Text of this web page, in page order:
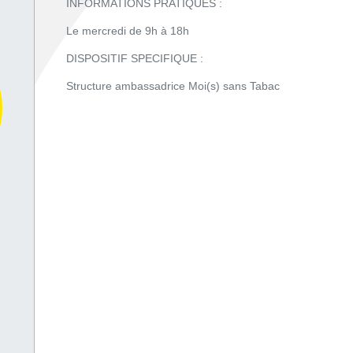
INFORMATIONS PRATIQUES :
Le mercredi de 9h à 18h
DISPOSITIF SPECIFIQUE :
Structure ambassadrice Moi(s) sans Tabac